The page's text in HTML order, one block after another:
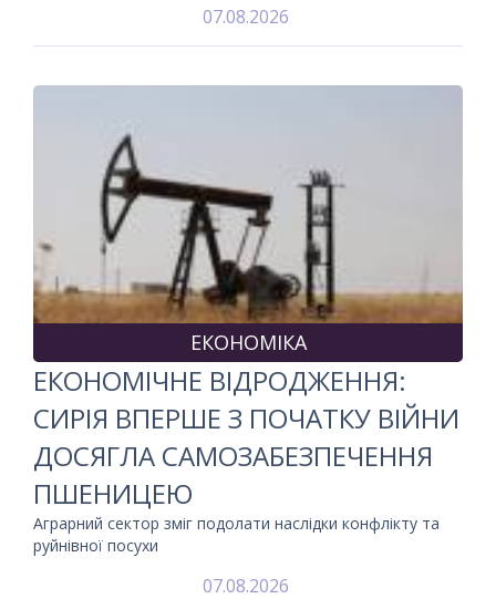
07.08.2026
ЕКОНОМІКА
ЕКОНОМІЧНЕ ВІДРОДЖЕННЯ:
СИРІЯ ВПЕРШЕ З ПОЧАТКУ ВІЙНИ
ДОСЯГЛА САМОЗАБЕЗПЕЧЕННЯ
ПШЕНИЦЕЮ
Аграрний сектор зміг подолати наслідки конфлікту та
руйнівної посухи
07.08.2026